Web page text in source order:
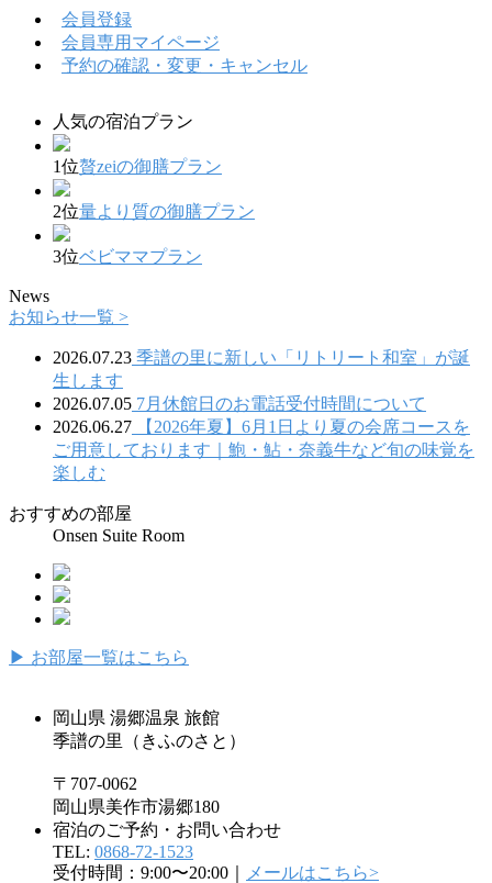
会員登録
会員専用マイページ
予約の確認・変更・キャンセル
人気の宿泊プラン
1位贅zeiの御膳プラン
2位量より質の御膳プラン
3位ベビママプラン
News
お知らせ一覧 >
2026.07.23 季譜の里に新しい「リトリート和室」が誕
生します
2026.07.05 7月休館日のお電話受付時間について
2026.06.27 【2026年夏】6月1日より夏の会席コースを
ご用意しております｜鮑・鮎・奈義牛など旬の味覚を
楽しむ
おすすめの部屋
Onsen Suite Room
▶ お部屋一覧はこちら
岡山県 湯郷温泉 旅館
季譜の里（きふのさと）
〒707-0062
岡山県美作市湯郷180
宿泊のご予約・お問い合わせ
TEL: 0868-72-1523
受付時間：9:00〜20:00｜
メールはこちら>